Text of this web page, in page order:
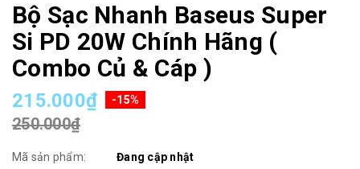
Bộ Sạc Nhanh Baseus Super
Si PD 20W Chính Hãng (
Combo Củ & Cáp )
215.000₫ -15%
250.000₫
Mã sản phẩm:
Đang cập nhật